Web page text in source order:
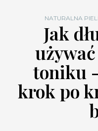
NATURALNA
Jak
toniku
krok po